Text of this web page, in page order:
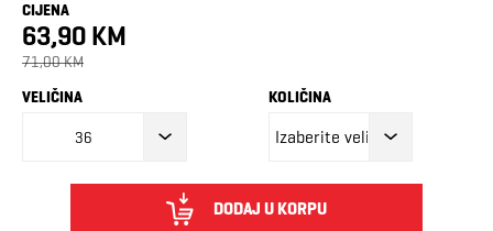
CIJENA
63,90 KM
71,00 KM
VELIČINA
36
KOLIČINA
DODAJ U KORPU